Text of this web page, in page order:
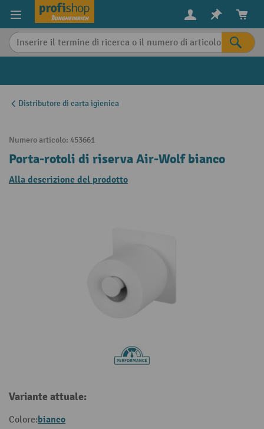
content
Distributore di carta igienica
Numero articolo: 453661
Porta-rotoli di riserva Air-Wolf bianco
Alla descrizione del prodotto
Variante attuale:
Colore:bianco